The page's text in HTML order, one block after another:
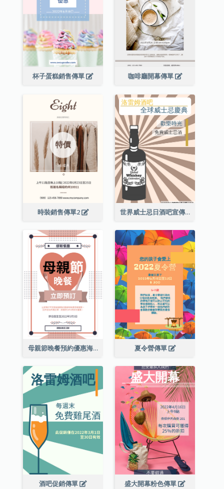
杯子蛋糕銷售傳單 咖啡廳開幕傳單
時裝銷售傳單2 世界威士忌日酒吧宣傳傳單
母親節晚餐預約優惠海報 夏令營傳單
酒吧促銷傳單 盛大開幕粉色傳單